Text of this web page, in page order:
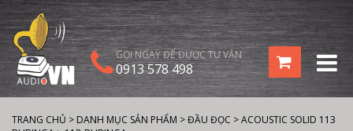
GỌI NGAY ĐỂ ĐƯỢC TƯ VẤN
0913 578 498
TRANG CHỦ > DANH MỤC SẢN PHẨM >ĐẦU ĐỌC >ACOUSTIC SOLID 113